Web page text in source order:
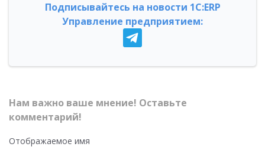
Подписывайтесь на новости 1С:ERP
Управление предприятием:
Нам важно ваше мнение! Оставьте
комментарий!
Отображаемое имя